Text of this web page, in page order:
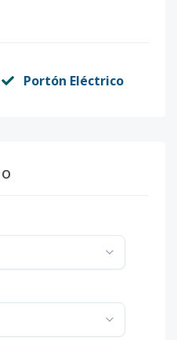
Portón Eléctrico